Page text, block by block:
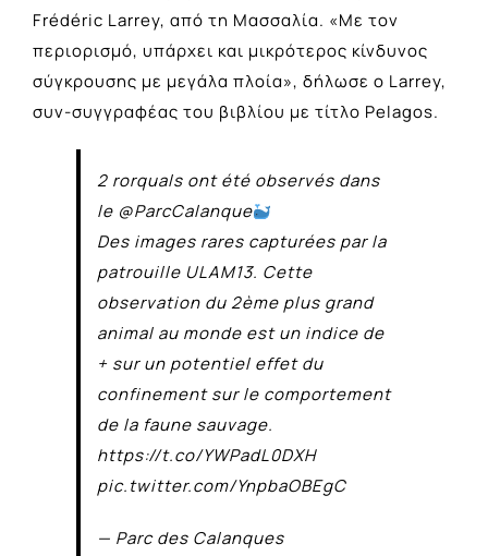
Frédéric Larrey, από τη Μασσαλία. «Με τον
περιορισμό, υπάρχει και μικρότερος κίνδυνος
σύγκρουσης με μεγάλα πλοία», δήλωσε ο Larrey,
συν-συγγραφέας του βιβλίου με τίτλο Pelagos.
2 rorquals ont été observés dans
le @ParcCalanque
Des images rares capturées par la
patrouille ULAM13. Cette
observation du 2ème plus grand
animal au monde est un indice de
+ sur un potentiel effet du
confinement sur le comportement
de la faune sauvage.
https://t.co/YWPadL0DXH
pic.twitter.com/YnpbaOBEgC
— Parc des Calanques